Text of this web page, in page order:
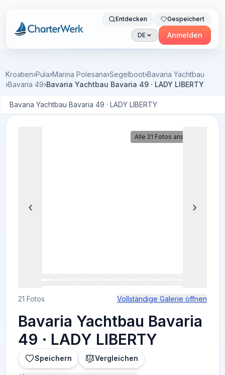
Charterwerk
Entdecken Gespeichert
DE Anmelden
Kroatien›Pula›Marina Polesana›Segelboot›Bavaria Yachtbau
›Bavaria 49›Bavaria Yachtbau Bavaria 49 · LADY LIBERTY
Bavaria Yachtbau Bavaria 49 · LADY LIBERTY
Alle 21 Fotos ansehen
‹ ›
21 Fotos Vollständige Galerie öffnen
Bavaria Yachtbau Bavaria
49 · LADY LIBERTY
Speichern Vergleichen